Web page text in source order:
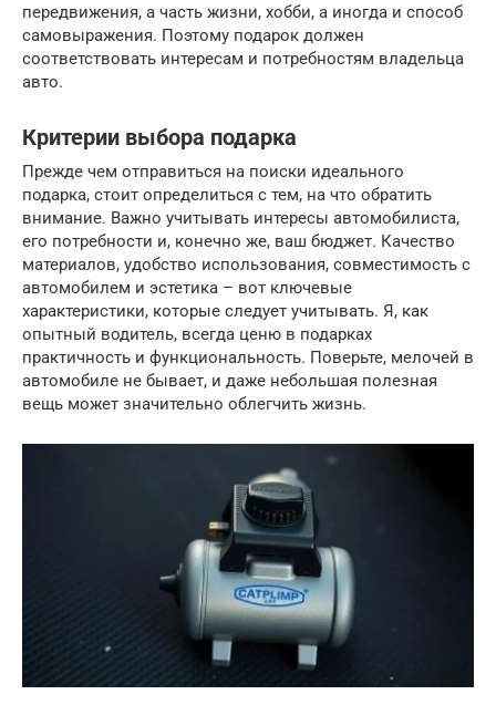
передвижения, а часть жизни, хобби, а иногда и способ
самовыражения. Поэтому подарок должен
соответствовать интересам и потребностям владельца
авто.
Критерии выбора подарка
Прежде чем отправиться на поиски идеального
подарка, стоит определиться с тем, на что обратить
внимание. Важно учитывать интересы автомобилиста,
его потребности и, конечно же, ваш бюджет. Качество
материалов, удобство использования, совместимость с
автомобилем и эстетика – вот ключевые
характеристики, которые следует учитывать. Я, как
опытный водитель, всегда ценю в подарках
практичность и функциональность. Поверьте, мелочей в
автомобиле не бывает, и даже небольшая полезная
вещь может значительно облегчить жизнь.